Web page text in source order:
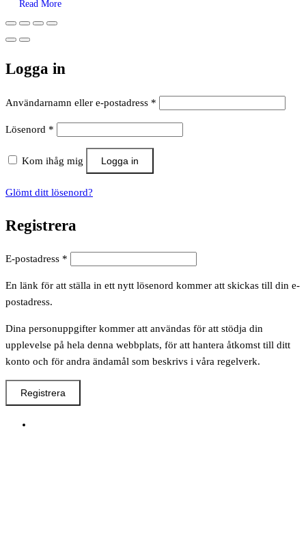
Read More
Logga in
Användarnamn eller e-postadress *
Lösenord *
Kom ihåg mig Logga in
Glömt ditt lösenord?
Registrera
E-postadress *
En länk för att ställa in ett nytt lösenord kommer att skickas till din e-
postadress.
Dina personuppgifter kommer att användas för att stödja din
upplevelse på hela denna webbplats, för att hantera åtkomst till ditt
konto och för andra ändamål som beskrivs i våra regelverk.
Registrera